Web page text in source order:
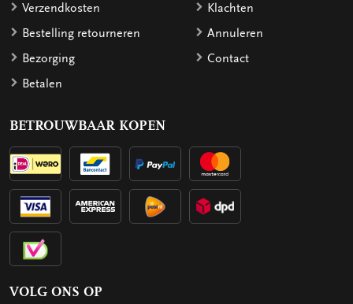
Verzendkosten
Bestelling retourneren
Bezorging
Betalen
Klachten
Annuleren
Contact
BETROUWBAAR KOPEN
VOLG ONS OP